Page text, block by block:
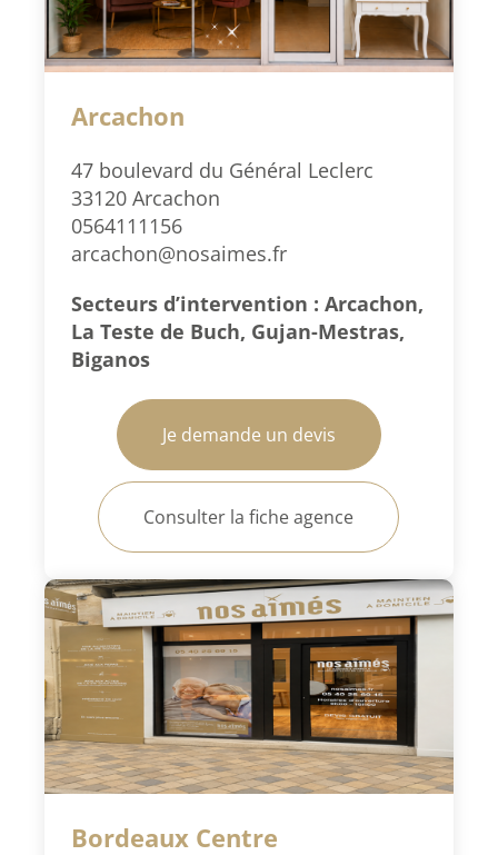
Arcachon
47 boulevard du Général Leclerc
33120 Arcachon
0564111156
arcachon@nosaimes.fr
Secteurs d’intervention : Arcachon,
La Teste de Buch, Gujan-Mestras,
Biganos
Je demande un devis
Consulter la fiche agence
Bordeaux Centre